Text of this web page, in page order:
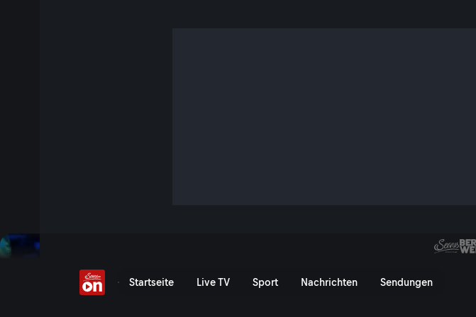
Startseite Live TV Sport Nachrichten Sendungen
Premier Padel: Milan P1 - ServusTV On